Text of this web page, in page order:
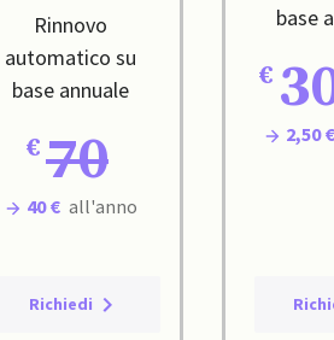
Rinnovo
automatico su
base annuale
70
40 € all'anno
Richiedi
base
2,50 €